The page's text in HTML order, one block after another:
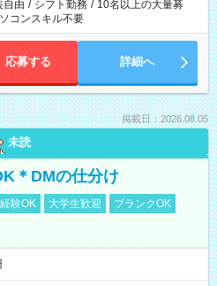
自由 / シフト勤務 / 10名以上の大量募
コンスキル不要
応募する 詳細へ
掲載日：2026.08.05
未読
＊DMの仕分け
験OK 大学生歓迎
ブランクOK